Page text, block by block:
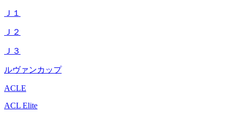
Ｊ１
Ｊ２
Ｊ３
ルヴァンカップ
ACLE
ACL Elite